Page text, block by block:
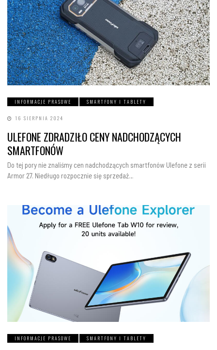
INFORMACJE PRASOWE SMARTFONY I TABLETY
16 SIERPNIA 2024
ULEFONE ZDRADZIŁO CENY NADCHODZĄCYCH
SMARTFONÓW
Do tej pory nie znaliśmy cen nadchodzących smartfonów Ulefone z serii
Armor 27. Niedługo rozpocznie się sprzedaż…
INFORMACJE PRASOWE SMARTFONY I TABLETY